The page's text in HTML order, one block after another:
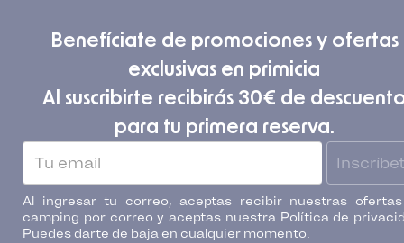
Benefíciate de promociones y ofertas
exclusivas en primicia
Al suscribirte recibirás 30€ de
para tu primera reserva.
Al ingresar tu correo, aceptas recibir nuestras
camping por correo y aceptas nuestra Política de
Puedes darte de baja en cualquier momento.